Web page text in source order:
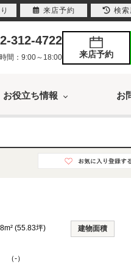
312-4722
間：9:00～18:00 来店予約
お役立ち情報 お
(55.83坪) 建物面積
（-）
来店予約 検索